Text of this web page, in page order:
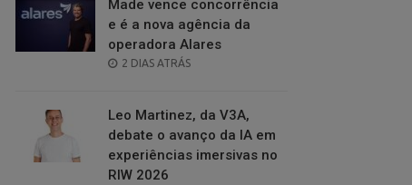
Made vence concorrência
e é a nova agência da
operadora Alares
POSTED
2 DIAS ATRÁS
Leo Martinez, da V3A,
debate o avanço da IA em
experiências imersivas no
RIW 2026